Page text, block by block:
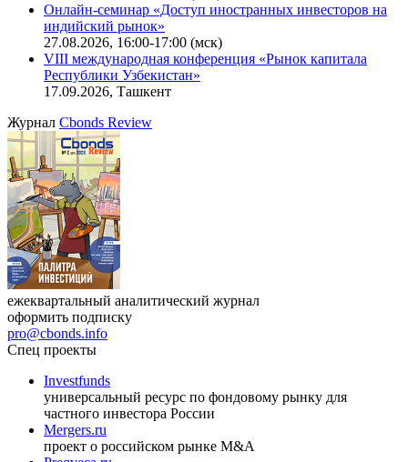
Онлайн-семинар «Доступ иностранных инвесторов на
индийский рынок»
27.08.2026, 16:00-17:00 (мск)
VIII международная конференция «Рынок капитала
Республики Узбекистан»
17.09.2026, Ташкент
Журнал Cbonds Review
ежеквартальный аналитический журнал
оформить подписку
pro@cbonds.info
Спец проекты
Investfunds
универсальный ресурс по фондовому рынку для
частного инвестора России
Mergers.ru
проект о российском рынке M&A